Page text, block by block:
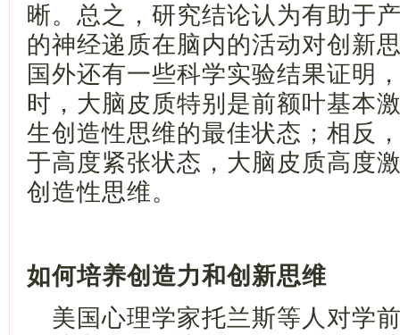
晰。 总之，研究结论认为有助于
的神经递质在脑内的活动对创新
国外还有一些科学实验结果证明
时， 大脑皮质特别是前额叶基本
生创造性思维的最佳状态 ；相反
于高度紧张状态 ，大脑 皮质高度
创造性思维。
如何培养创造力和创新思维
美国心理学家托兰斯等人对学